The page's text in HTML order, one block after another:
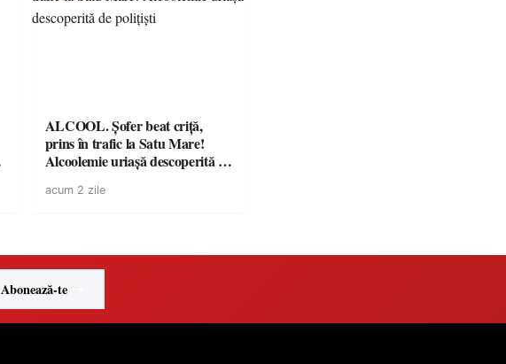
ALCOOL. Șofer beat criță,
prins în trafic la Satu Mare!
Alcoolemie uriașă descoperită de
acum 2 zile
Abonează-te